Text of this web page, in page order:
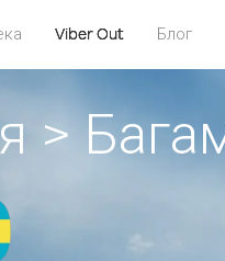
Viber Out Блог
>